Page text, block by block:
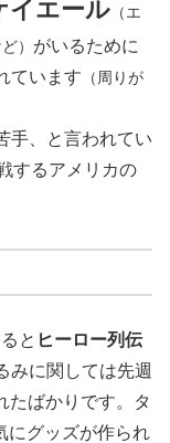
イエール （エ
） がいるために
ています （周りが
手、と言われてい
するアメリカの
と ヒーロー列伝
みに関しては先週
たばかりです。タ
にグッズが作られ